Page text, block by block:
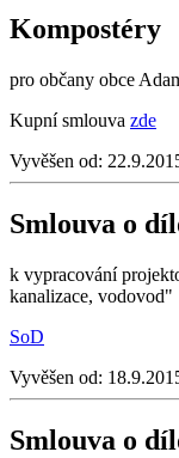
Kompostéry
pro občany obce
Kupní smlouva zde
Vyvěšen od:
Smlouva o
k vypracování
kanalizace, vodovod"
SoD
Vyvěšen od:
Smlouva o